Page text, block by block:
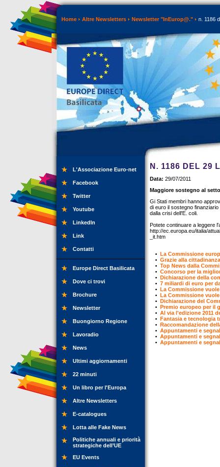
Home Altre Newsletters Newsletter "InEurop@." n. 1186
L'Associazione Euro-net
Facebook
Twitter
Youtube
LinkedIn
Link
Contatti
Europe Direct Basilicata
Dove ci trovi
Brochure
Newsletter
Buongiorno Regione
Lavoradio
News
Ultimi aggiornamenti
22 minuti
Un libro per l'Europa
Altre Newsletters
E-catalogues
Lotta alle Fake News
Politiche annuali e priorità
strategiche dell’UE
EU Events
N. 1186 DEL 29
Data: 29/07/2011
Maggiore sostegno al
Gi Stati membri hanno
di euro il sostegno
dalla crisi dell'E. coli.
Potete continuare a leggere
http://ec.europa.eu/italia/
_it.htm
• La Commissione
• Grazie alla
• Top News dalla
• Concorso per la
• Dichiarazione della
• 7 miliardi di euro per
• La Commissione
• La Commissione
• Dichiarazione del
• Premio europeo per il
• Al via l'edizione 2011
• Fantasia e tecnologia
• Raccomandazione
• Appuntamenti e
• Appuntamenti e
• Appuntamenti e